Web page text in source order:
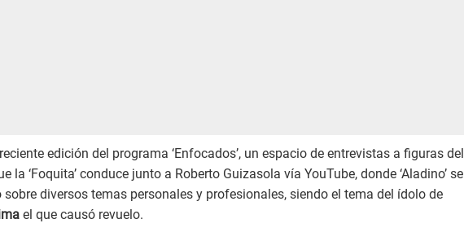
edición del programa ‘Enfocados’, un espacio de entrevistas a figuras del
la ‘Foquita’ conduce junto a Roberto Guizasola vía YouTube, donde ‘Aladino’ se
sobre diversos temas personales y profesionales, siendo el tema del ídolo de
el que causó revuelo.